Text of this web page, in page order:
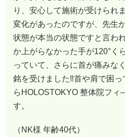
り、安心して施術が受けられ
変化があったのですが、先生
状態が本当の状態ですと言わ
か上がらなかった手が120°く
っていて、さらに首が痛みな
銘を受けました‼︎首や肩で困
らHOLOSTOKYO 整体院フィ
す。
（NK様 年齢40代）